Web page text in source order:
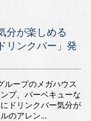
分が楽しめる
リンクバー」発
ループのメガハウス
プ、バーベキューな
ドリンクバー気分が
のアレン...